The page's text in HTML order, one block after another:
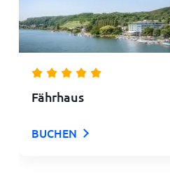
Fährhaus
BUCHEN